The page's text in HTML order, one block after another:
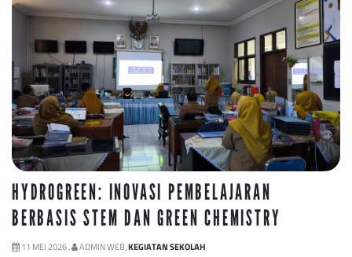
HYDROGREEN: INOVASI PEMBELAJARAN
BERBASIS STEM DAN GREEN CHEMISTRY
11 MEI 2026 , ADMIN WEB,KEGIATAN SEKOLAH